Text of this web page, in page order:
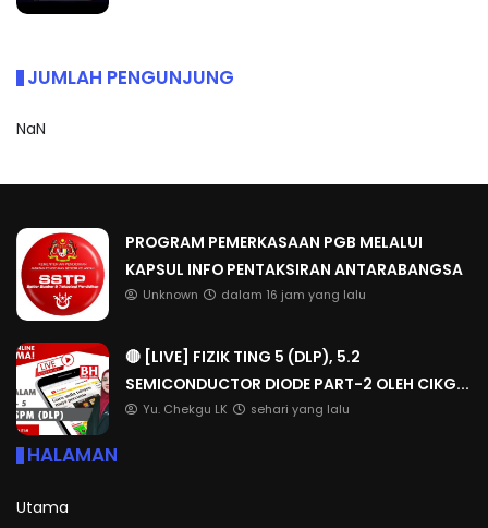
JUMLAH PENGUNJUNG
NaN
PROGRAM PEMERKASAAN PGB MELALUI
KAPSUL INFO PENTAKSIRAN ANTARABANGSA
Unknown dalam 16 jam yang lalu
🔴 [LIVE] FIZIK TING 5 (DLP), 5.2
SEMICONDUCTOR DIODE PART-2 OLEH CIKG...
Yu. Chekgu LK sehari yang lalu
HALAMAN
Utama